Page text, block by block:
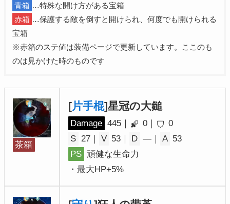
青箱 …特殊な開け方がある宝箱
赤箱 …保護する敵を倒すと開けられ、何度でも開けられる
宝箱
※赤箱のステ値は装備ページで更新しています。ここのも
のは見かけた時のものです
茶箱
[片手棍]星冠の大鎚
Damage 445｜ 0｜
0
S 27｜ V 53｜ D ―｜ A 53
PS 頑健な生命力
・最大HP+5%